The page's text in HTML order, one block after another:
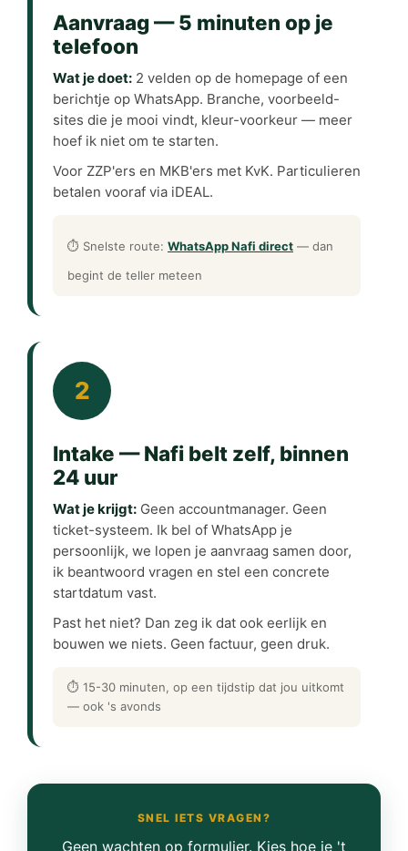
Aanvraag — 5 minuten op je
telefoon
Wat je doet: 2 velden op de homepage of een
berichtje op WhatsApp. Branche, voorbeeld-
sites die je mooi vindt, kleur-voorkeur — meer
hoef ik niet om te starten.
Voor ZZP'ers en MKB'ers met KvK. Particulieren
betalen vooraf via iDEAL.
⏱ Snelste route: WhatsApp Nafi direct — dan
begint de teller meteen
2
Intake — Nafi belt zelf, binnen
24 uur
Wat je krijgt: Geen accountmanager. Geen
ticket-systeem. Ik bel of WhatsApp je
persoonlijk, we lopen je aanvraag samen door,
ik beantwoord vragen en stel een concrete
startdatum vast.
Past het niet? Dan zeg ik dat ook eerlijk en
bouwen we niets. Geen factuur, geen druk.
⏱ 15-30 minuten, op een tijdstip dat jou uitkomt
— ook 's avonds
SNEL IETS VRAGEN?
Geen wachten op formulier. Kies hoe je 't